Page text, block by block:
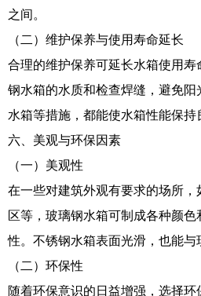
之间。
（二）维护保养与使用寿命延长
合理的维护保养可延长水箱使用
钢水箱的水质和检查焊缝，避免
水箱等措施，都能使水箱性能保持
六、美观与环保因素
（一）美观性
在一些对建筑外观有要求的场所
区等，玻璃钢水箱可制成各种颜
性。不锈钢水箱表面光滑，也能与
（二）环保性
随着环保意识的日益增强，选择